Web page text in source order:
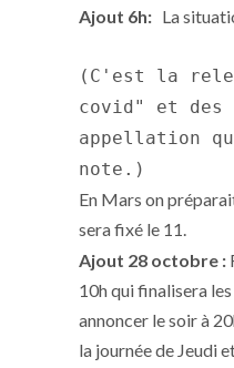
Ajout 6h:La
(C'est la
covid" et des
appellation
note.)
En Mars on
sera fixé le 11.
Ajout 28 octobre :
10h qui finalisera
annoncer le soir à
la journée de Jeudi